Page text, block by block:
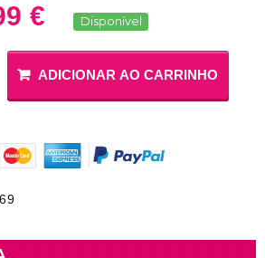
€ Disponível
ADICIONAR AO CARRINHO